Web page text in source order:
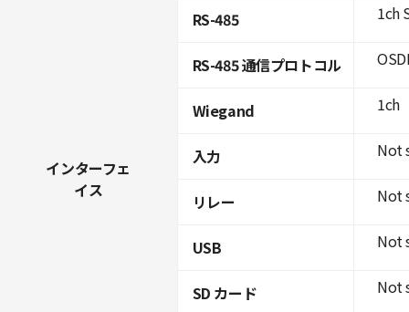
インターフェ
イス
RS-485
RS-485 通信プロトコル
Wiegand
入力
リレー
USB
SD カード
1ch
1ch
Not
Not
Not
Not